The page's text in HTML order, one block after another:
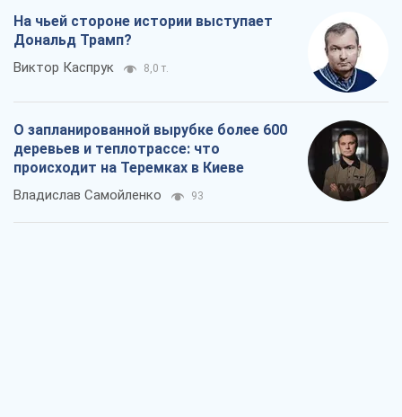
На чьей стороне истории выступает
Дональд Трамп?
Виктор Каспрук 8,0 т.
О запланированной вырубке более 600
деревьев и теплотрассе: что
происходит на Теремках в Киеве
Владислав Самойленко 93